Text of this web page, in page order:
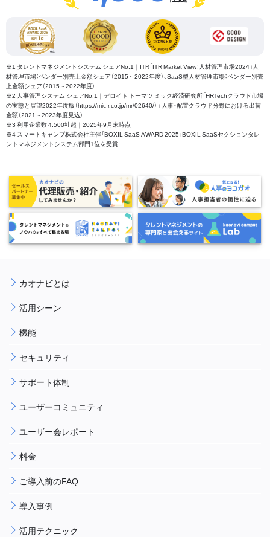
※1 タレントマネジメントシステム シェアNo.1｜ITR「ITR Market View：人材管理市場2024」人
材管理市場：ベンダー別売上金額シェア（2015～2022年度）、SaaS型人材管理市場：ベンダー別売
上金額シェア（2015～2022年度）
※2 人事管理システム シェアNo.1｜デロイト トーマツ ミック経済研究所「HRTechクラウド市場
の実態と展望2022年度版（https://mic-r.co.jp/mr/02640/）」 人事・配置クラウド分野における出荷
金額（2021～2023年度見込）
※3 利用企業数 4,500社超｜2025年9月末時点
※4 スマートキャンプ株式会社主催「BOXIL SaaS AWARD 2025」BOXIL SaaSセクションタレ
ントマネジメントシステム部門1位を受賞
カオナビとは
活用シーン
機能
セキュリティ
サポート体制
ユーザーコミュニティ
ユーザー会レポート
料金
ご導入前のFAQ
導入事例
活用テクニック